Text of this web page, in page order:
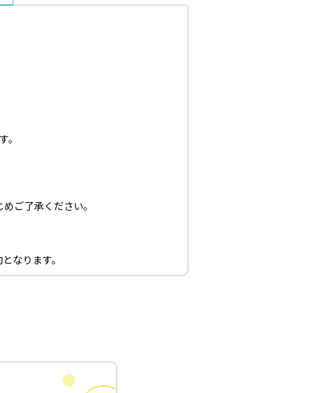
。
めご了承ください。
なります。